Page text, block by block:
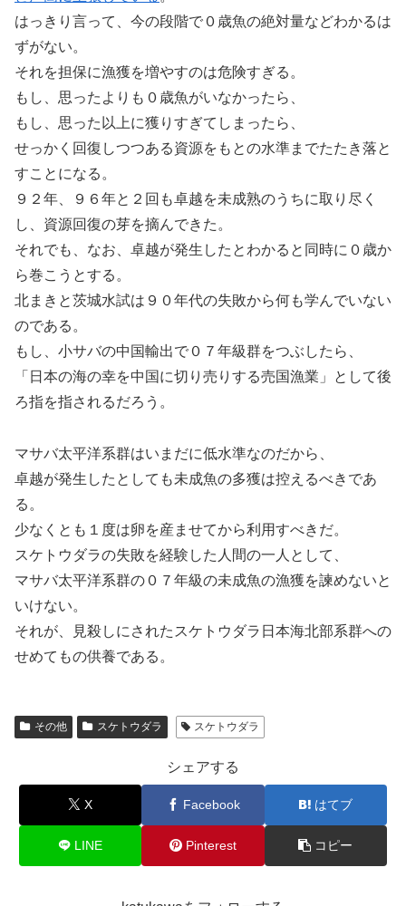
はっきり言って、今の段階で０歳魚の絶対量などわかるは
ずがない。
それを担保に漁獲を増やすのは危険すぎる。
もし、思ったよりも０歳魚がいなかったら、
もし、思った以上に獲りすぎてしまったら、
せっかく回復しつつある資源をもとの水準までたたき落と
すことになる。
９２年、９６年と２回も卓越を未成熟のうちに取り尽く
し、資源回復の芽を摘んできた。
それでも、なお、卓越が発生したとわかると同時に０歳か
ら巻こうとする。
北まきと茨城水試は９０年代の失敗から何も学んでいない
のである。
もし、小サバの中国輸出で０７年級群をつぶしたら、
「日本の海の幸を中国に切り売りする売国漁業」として後
ろ指を指されるだろう。
マサバ太平洋系群はいまだに低水準なのだから、
卓越が発生したとしても未成魚の多獲は控えるべきであ
る。
少なくとも１度は卵を産ませてから利用すべきだ。
スケトウダラの失敗を経験した人間の一人として、
マサバ太平洋系群の０７年級の未成魚の漁獲を諫めないと
いけない。
それが、見殺しにされたスケトウダラ日本海北部系群への
せめてもの供養である。
その他 スケトウダラ スケトウダラ
シェアする
X Facebook はてブ
LINE Pinterest コピー